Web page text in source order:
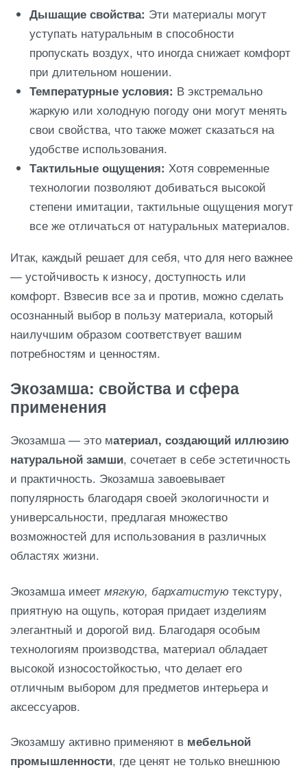
Дышащие свойства: Эти материалы могут
уступать натуральным в способности
пропускать воздух, что иногда снижает комфорт
при длительном ношении.
Температурные условия: В экстремально
жаркую или холодную погоду они могут менять
свои свойства, что также может сказаться на
удобстве использования.
Тактильные ощущения: Хотя современные
технологии позволяют добиваться высокой
степени имитации, тактильные ощущения могут
все же отличаться от натуральных материалов.
Итак, каждый решает для себя, что для него важнее
— устойчивость к износу, доступность или
комфорт. Взвесив все за и против, можно сделать
осознанный выбор в пользу материала, который
наилучшим образом соответствует вашим
потребностям и ценностям.
Экозамша: свойства и сфера
применения
Экозамша — это материал, создающий иллюзию
натуральной замши, сочетает в себе эстетичность
и практичность. Экозамша завоевывает
популярность благодаря своей экологичности и
универсальности, предлагая множество
возможностей для использования в различных
областях жизни.
Экозамша имеет мягкую, бархатистую текстуру,
приятную на ощупь, которая придает изделиям
элегантный и дорогой вид. Благодаря особым
технологиям производства, материал обладает
высокой износостойкостью, что делает его
отличным выбором для предметов интерьера и
аксессуаров.
Экозамшу активно применяют в мебельной
промышленности, где ценят не только внешнюю